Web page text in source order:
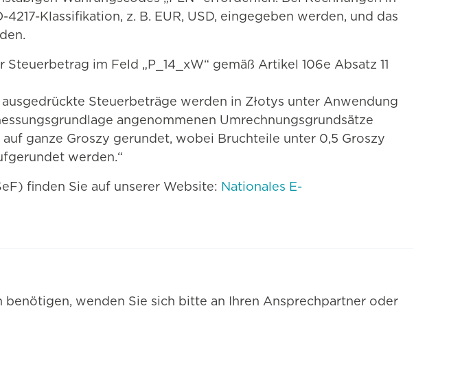
Klassifikation, z. B. EUR, USD, eingegeben werden, und das
im Feld „P_14_xW“ gemäß Artikel 106e Absatz 11
Steuerbeträge werden in Złotys unter Anwendung
angenommenen Umrechnungsgrundsätze
ganze Groszy gerundet, wobei Bruchteile unter 0,5 Groszy
werden.“
finden Sie auf unserer Website: Nationales E-
wenden Sie sich bitte an Ihren Ansprechpartner oder